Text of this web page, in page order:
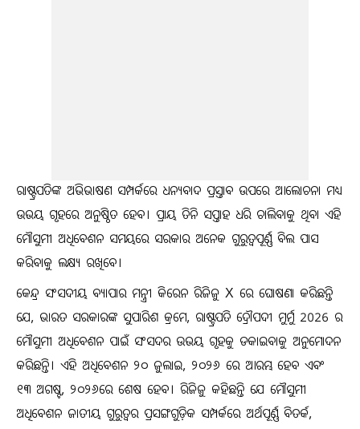
ରାଷ୍ଟ୍ରପତିଙ୍କ ଅଭିଭାଷଣ ସମ୍ପର୍କରେ ଧନ୍ୟବାଦ ପ୍ରସ୍ତାବ ଉପରେ ଆଲୋଚନା ମଧ୍ୟ
ଉଭୟ ଗୃହରେ ଅନୁଷ୍ଠିତ ହେବ। ପ୍ରାୟ ତିନି ସପ୍ତାହ ଧରି ଚାଲିବାକୁ ଥିବା ଏହି
ମୌସୁମୀ ଅଧିବେଶନ ସମୟରେ ସରକାର ଅନେକ ଗୁରୁତ୍ୱପୂର୍ଣ୍ଣ ବିଲ ପାସ
କରିବାକୁ ଲକ୍ଷ୍ୟ ରଖିବେ।
କେନ୍ଦ୍ର ସଂସଦୀୟ ବ୍ୟାପାର ମନ୍ତ୍ରୀ କିରେନ ରିଜିଜୁ X ରେ ଘୋଷଣା କରିଛନ୍ତି
ଯେ, ଭାରତ ସରକାରଙ୍କ ସୁପାରିଶ କ୍ରମେ, ରାଷ୍ଟ୍ରପତି ଦ୍ରୌପଦୀ ମୁର୍ମୁ 2026 ର
ମୌସୁମୀ ଅଧିବେଶନ ପାଇଁ ସଂସଦର ଉଭୟ ଗୃହକୁ ଡକାଇବାକୁ ଅନୁମୋଦନ
କରିଛନ୍ତି। ଏହି ଅଧିବେଶନ ୨୦ ଜୁଲାଇ, ୨୦୨୬ ରେ ଆରମ୍ଭ ହେବ ଏବଂ
୧୩ ଅଗଷ୍ଟ, ୨୦୨୬ରେ ଶେଷ ହେବ। ରିଜିଜୁ କହିଛନ୍ତି ଯେ ମୌସୁମୀ
ଅଧିବେଶନ ଜାତୀୟ ଗୁରୁତ୍ୱର ପ୍ରସଙ୍ଗଗୁଡ଼ିକ ସମ୍ପର୍କରେ ଅର୍ଥପୂର୍ଣ୍ଣ ବିତର୍କ,